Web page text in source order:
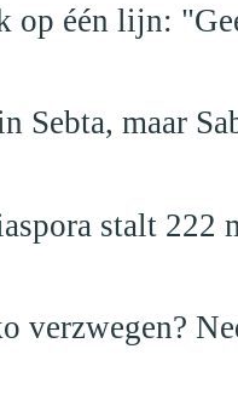
op één lijn:
Sebta, maar
stalt 222
verzwegen?